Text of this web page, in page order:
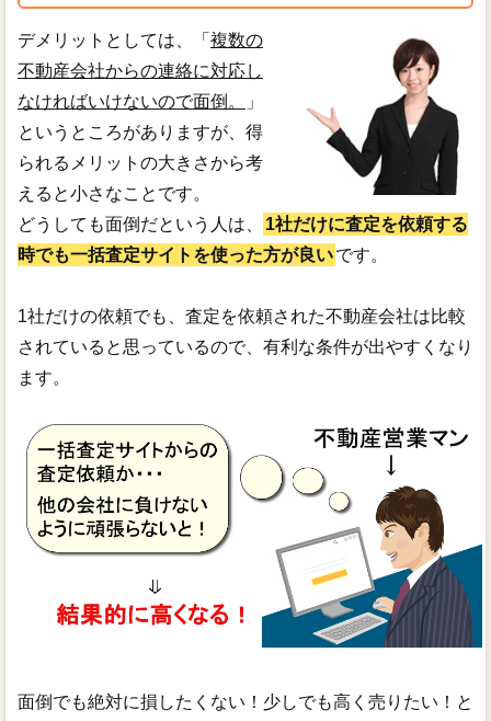
デメリットとしては、「 複数の
不動産会社からの連絡に対応し
なければいけないので面倒。
」
というところがありますが、得
られるメリットの大きさから考
えると小さなことです。
どうしても面倒だという人は、
1社だけに査定を依頼する
時でも一括査定サイトを使った方が良いです。
1社だけの依頼でも、査定を依頼された不動産会社は比較
されていると思っているので、有利な条件が出やすくなり
ます。
面倒でも絶対に損したくない！少しでも高く売りたい！と